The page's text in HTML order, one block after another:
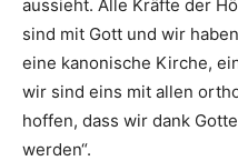
aussieht. Alle Kräfte der
sind mit Gott und wir
eine kanonische Kirche,
wir sind eins mit allen
hoffen, dass wir dank
werden“.